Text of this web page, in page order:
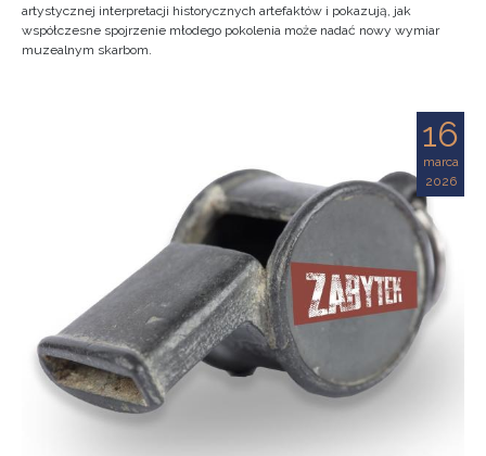
artystycznej interpretacji historycznych artefaktów i pokazują, jak
współczesne spojrzenie młodego pokolenia może nadać nowy wymiar
muzealnym skarbom.
16
marca
2026